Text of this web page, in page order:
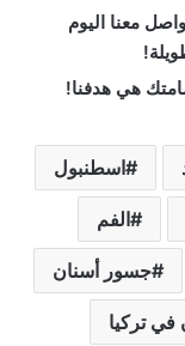
معنا اليوم
هي هدفنا!
اسطنبول
الفم
جسور أسنان
في تركيا